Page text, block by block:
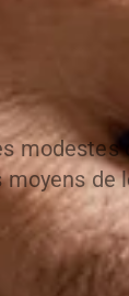
modestes
de